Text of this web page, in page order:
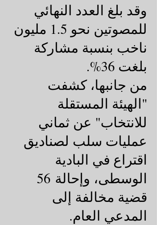
وقد بلغ العدد النهائي
للمصوتين نحو 1.5 مليون
ناخب بنسبة مشاركة
بلغت 36%.
من جانبها، كشفت
"الهيئة المستقلة
للانتخاب" عن ثماني
عمليات سلب لصناديق
اقتراع في البادية
الوسطى، وإحالة 56
قضية مخالفة إلى
المدعي العام.